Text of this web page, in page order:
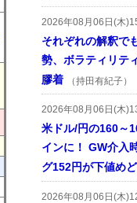
2026年08月06日(木
それぞれの解釈で
勢、ボラティリテ
膠着
（持田有紀子）
2026年08月06日(木
米ドル/円の160～
インに！ GW介入
グ152円が下値め
2026年08月06日(木